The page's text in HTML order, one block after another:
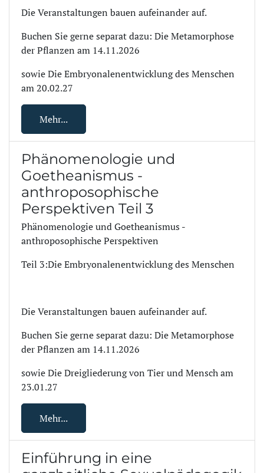
Die Veranstaltungen bauen aufeinander auf.
Buchen Sie gerne separat dazu: Die Metamorphose
der Pflanzen am 14.11.2026
sowie Die Embryonalenentwicklung des Menschen
am 20.02.27
Mehr...
Phänomenologie und
Goetheanismus -
anthroposophische
Perspektiven Teil 3
Phänomenologie und Goetheanismus -
anthroposophische Perspektiven
Teil 3:Die Embryonalenentwicklung des Menschen
Die Veranstaltungen bauen aufeinander auf.
Buchen Sie gerne separat dazu: Die Metamorphose
der Pflanzen am 14.11.2026
sowie Die Dreigliederung von Tier und Mensch am
23.01.27
Mehr...
Einführung in eine